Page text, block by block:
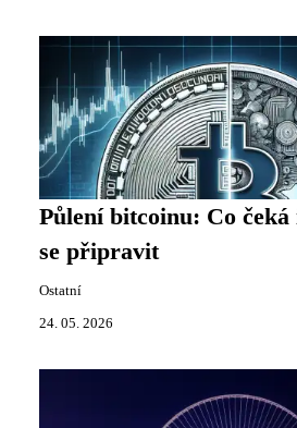
Půlení bitcoinu: Co
se připravit
Ostatní
24. 05. 2026